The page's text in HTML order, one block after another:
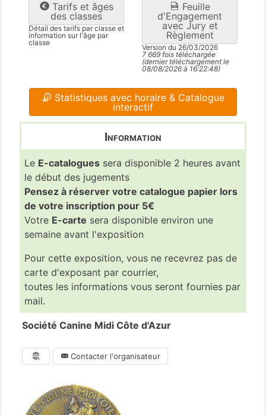
Tarifs et âges
des classes
Détail des tarifs par classe et
information sur l'âge par
classe
Feuille
d'Engagement
avec Jury et
Règlement
Version du 26/03/2026
7 669 fois téléchargée
(dernier téléchargement le
08/08/2026 à 16:22:48)
Statistiques avec horaire & Catalogue
interactif
Information
Le E-catalogues sera disponible 2 heures avant
le début des jugements
Pensez à réserver votre catalogue papier lors
de votre inscription pour 5€
Votre E-carte sera disponible environ une
semaine avant l'exposition
Pour cette exposition, vous ne recevrez pas de
carte d'exposant par courrier,
toutes les informations vous seront fournies par
mail.
Société Canine Midi Côte d'Azur
Contacter l'organisateur